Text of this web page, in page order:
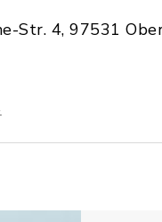
Str. 4, 97531